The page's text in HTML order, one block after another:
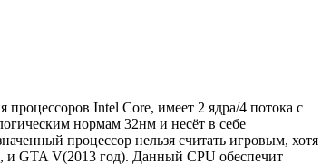
Intel Core, имеет 2 ядра/4 потока с
нормам 32нм и несёт в себе
процессор нельзя считать игровым, хотя
и GTA V(2013 год). Данный CPU обеспечит